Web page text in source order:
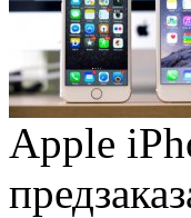
Apple